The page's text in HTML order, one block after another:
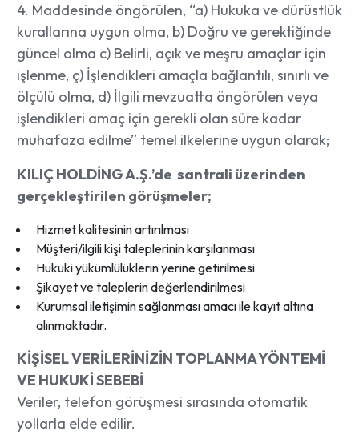
4. Maddesinde öngörülen, “a) Hukuka ve dürüstlük
kurallarına uygun olma, b) Doğru ve gerektiğinde
güncel olma c) Belirli, açık ve meşru amaçlar için
işlenme, ç) İşlendikleri amaçla bağlantılı, sınırlı ve
ölçülü olma, d) İlgili mevzuatta öngörülen veya
işlendikleri amaç için gerekli olan süre kadar
muhafaza edilme” temel ilkelerine uygun olarak;
KILIÇ HOLDİNG A.Ş.’de santrali üzerinden
gerçekleştirilen görüşmeler;
Hizmet kalitesinin artırılması
Müşteri/ilgili kişi taleplerinin karşılanması
Hukuki yükümlülüklerin yerine getirilmesi
Şikayet ve taleplerin değerlendirilmesi
Kurumsal iletişimin sağlanması amacı ile kayıt altına
alınmaktadır.
KİŞİSEL VERİLERİNİZİN TOPLANMA YÖNTEMİ
VE HUKUKİ SEBEBİ
Veriler, telefon görüşmesi sırasında otomatik
yollarla elde edilir.